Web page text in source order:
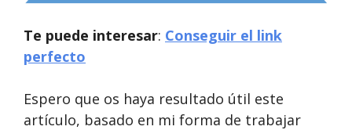
Te puede interesar: Conseguir el link
perfecto
Espero que os haya resultado útil este
artículo, basado en mi forma de trabajar